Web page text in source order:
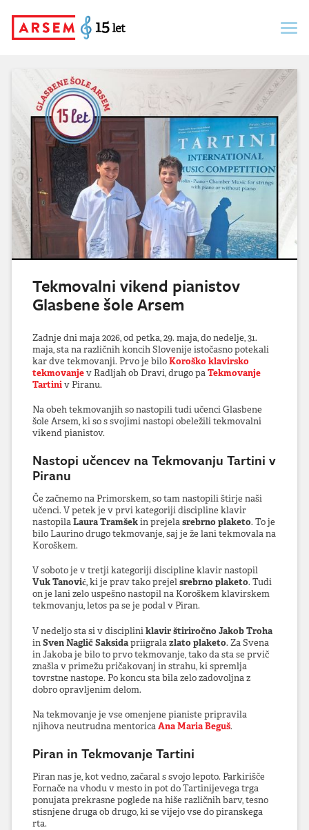
content
Tekmovalni vikend pianistov
Glasbene šole Arsem
Zadnje dni maja 2026, od petka, 29. maja, do nedelje, 31.
maja, sta na različnih koncih Slovenije istočasno potekali
kar dve tekmovanji. Prvo je biloKoroško klavirsko
tekmovanjev Radljah ob Dravi, drugo paTekmovanje
Tartiniv Piranu.
Na obeh tekmovanjih so nastopili tudi učenci Glasbene
šole Arsem, ki so s svojimi nastopi obeležili tekmovalni
vikend pianistov.
Nastopi učencev na Tekmovanju Tartini v
Piranu
Če začnemo na Primorskem, so tam nastopili štirje naši
učenci. V petek je v prvi kategoriji discipline klavir
nastopilaLaura Tramšekin prejelasrebrno plaketo. To je
bilo Laurino drugo tekmovanje, saj je že lani tekmovala na
Koroškem.
V soboto je v tretji kategoriji discipline klavir nastopil
Vuk Tanović, ki je prav tako prejelsrebrno plaketo. Tudi
on je lani zelo uspešno nastopil na Koroškem klavirskem
tekmovanju, letos pa se je podal v Piran.
V nedeljo sta si v discipliniklavir štiriročnoJakob Troha
inSven Naglič Saksidapriigralazlato plaketo. Za Svena
in Jakoba je bilo to prvo tekmovanje, tako da sta se prvič
znašla v primežu pričakovanj in strahu, ki spremlja
tovrstne nastope. Po koncu sta bila zelo zadovoljna z
dobro opravljenim delom.
Na tekmovanje je vse omenjene pianiste pripravila
njihova neutrudna mentoricaAna Maria Beguš.
Piran in Tekmovanje Tartini
Piran nas je, kot vedno, začaral s svojo lepoto. Parkirišče
Fornače na vhodu v mesto in pot do Tartinijevega trga
ponujata prekrasne poglede na hiše različnih barv, tesno
stisnjene druga ob drugo, ki se vijejo vse do piranskega
rta.